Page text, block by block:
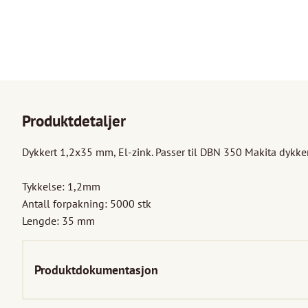
Produktdetaljer
Dykkert 1,2x35 mm, El-zink. Passer til DBN 350 Makita
Tykkelse: 1,2mm
Antall forpakning: 5000 stk
Lengde: 35 mm
Produktdokumentasjon